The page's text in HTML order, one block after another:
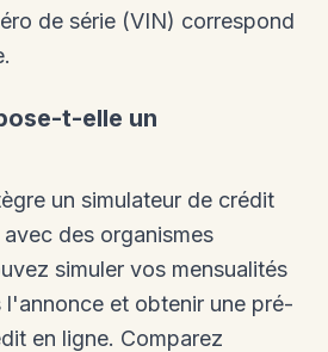
de série (VIN) correspond
t-elle un
un simulateur de crédit
des organismes
simuler vos mensualités
l'annonce et obtenir une pré-
en ligne. Comparez